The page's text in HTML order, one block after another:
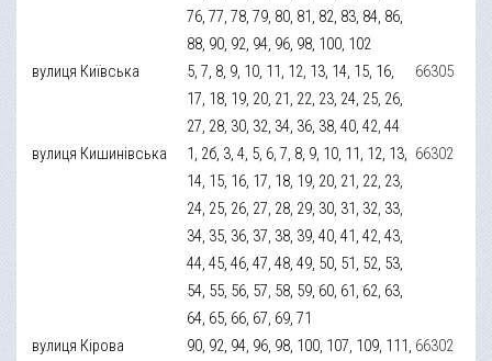
76, 77, 78, 79, 80, 81, 82, 83, 84, 86,
88, 90, 92, 94, 96, 98, 100, 102
вулиця Київська
5, 7, 8, 9, 10, 11, 12, 13, 14, 15, 16,
17, 18, 19, 20, 21, 22, 23, 24, 25, 26,
27, 28, 30, 32, 34, 36, 38, 40, 42, 44
66305
вулиця Кишинівська
1, 2б, 3, 4, 5, 6, 7, 8, 9, 10, 11, 12, 13,
14, 15, 16, 17, 18, 19, 20, 21, 22, 23,
24, 25, 26, 27, 28, 29, 30, 31, 32, 33,
34, 35, 36, 37, 38, 39, 40, 41, 42, 43,
44, 45, 46, 47, 48, 49, 50, 51, 52, 53,
54, 55, 56, 57, 58, 59, 60, 61, 62, 63,
64, 65, 66, 67, 69, 71
66302
вулиця Кірова
90, 92, 94, 96, 98, 100, 107, 109, 111, 66302